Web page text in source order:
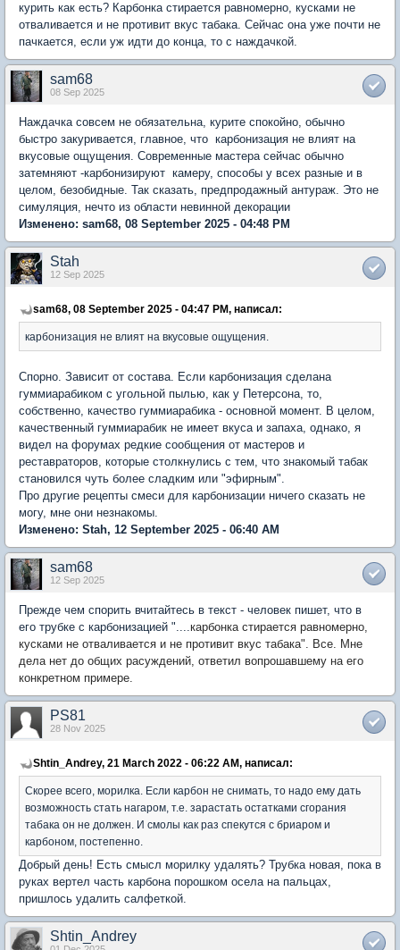
курить как есть? Карбонка стирается равномерно, кусками не
отваливается и не противит вкус табака. Сейчас она уже почти не
пачкается, если уж идти до конца, то с наждачкой.
sam68
08 Sep 2025
Наждачка совсем не обязательна, курите спокойно, обычно
быстро закуривается, главное, что карбонизация не влият на
вкусовые ощущения. Современные мастера сейчас обычно
затемняют -карбонизируют камеру, способы у всех разные и в
целом, безобидные. Так сказать, предпродажный антураж. Это не
симуляция, нечто из области невинной декорации
Изменено: sam68, 08 September 2025 - 04:48 PM
Stah
12 Sep 2025
sam68, 08 September 2025 - 04:47 PM, написал:
карбонизация не влият на вкусовые ощущения.
Спорно. Зависит от состава. Если карбонизация сделана
гуммиарабиком с угольной пылью, как у Петерсона, то,
собственно, качество гуммиарабика - основной момент. В целом,
качественный гуммиарабик не имеет вкуса и запаха, однако, я
видел на форумах редкие сообщения от мастеров и
реставраторов, которые столкнулись с тем, что знакомый табак
становился чуть более сладким или "эфирным".
Про другие рецепты смеси для карбонизации ничего сказать не
могу, мне они незнакомы.
Изменено: Stah, 12 September 2025 - 06:40 AM
sam68
12 Sep 2025
Прежде чем спорить вчитайтесь в текст - человек пишет, что в
его трубке с карбонизацией "....карбонка стирается равномерно,
кусками не отваливается и не противит вкус табака". Все. Мне
дела нет до общих расуждений, ответил вопрошавшему на его
конкретном примере.
PS81
28 Nov 2025
Shtin_Andrey, 21 March 2022 - 06:22 AM, написал:
Скорее всего, морилка. Если карбон не снимать, то надо ему дать
возможность стать нагаром, т.е. зарастать остатками сгорания
табака он не должен. И смолы как раз спекутся с бриаром и
карбоном, постепенно.
Добрый день! Есть смысл морилку удалять? Трубка новая, пока в
руках вертел часть карбона порошком осела на пальцах,
пришлось удалить салфеткой.
Shtin_Andrey